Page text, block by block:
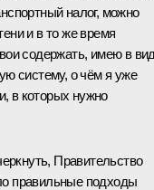
налог, можно
и в то же время
содержать, имею в
систему, о чём я уже
в которых нужно
Правительство
правильные подходы